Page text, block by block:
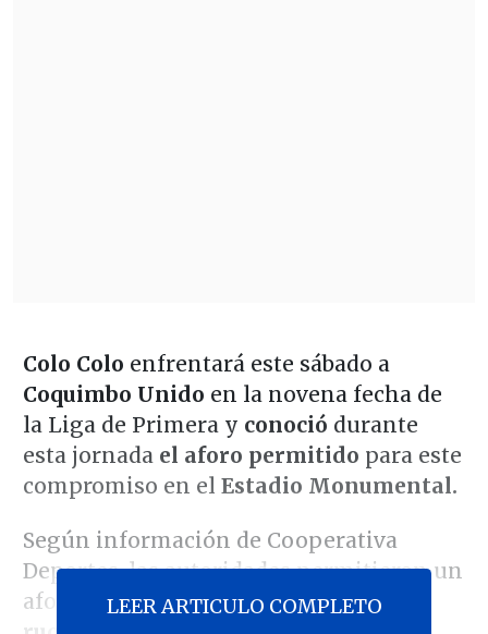
Colo Colo enfrentará este sábado a
Coquimbo Unido en la novena fecha de
la Liga de Primera y conoció durante
esta jornada el aforo permitido para este
compromiso en el Estadio Monumental.
Según información de Cooperativa
Deportes, las autoridades permitieron un
aforo de 30 mil espectadores en "la
LEER ARTICULO COMPLETO